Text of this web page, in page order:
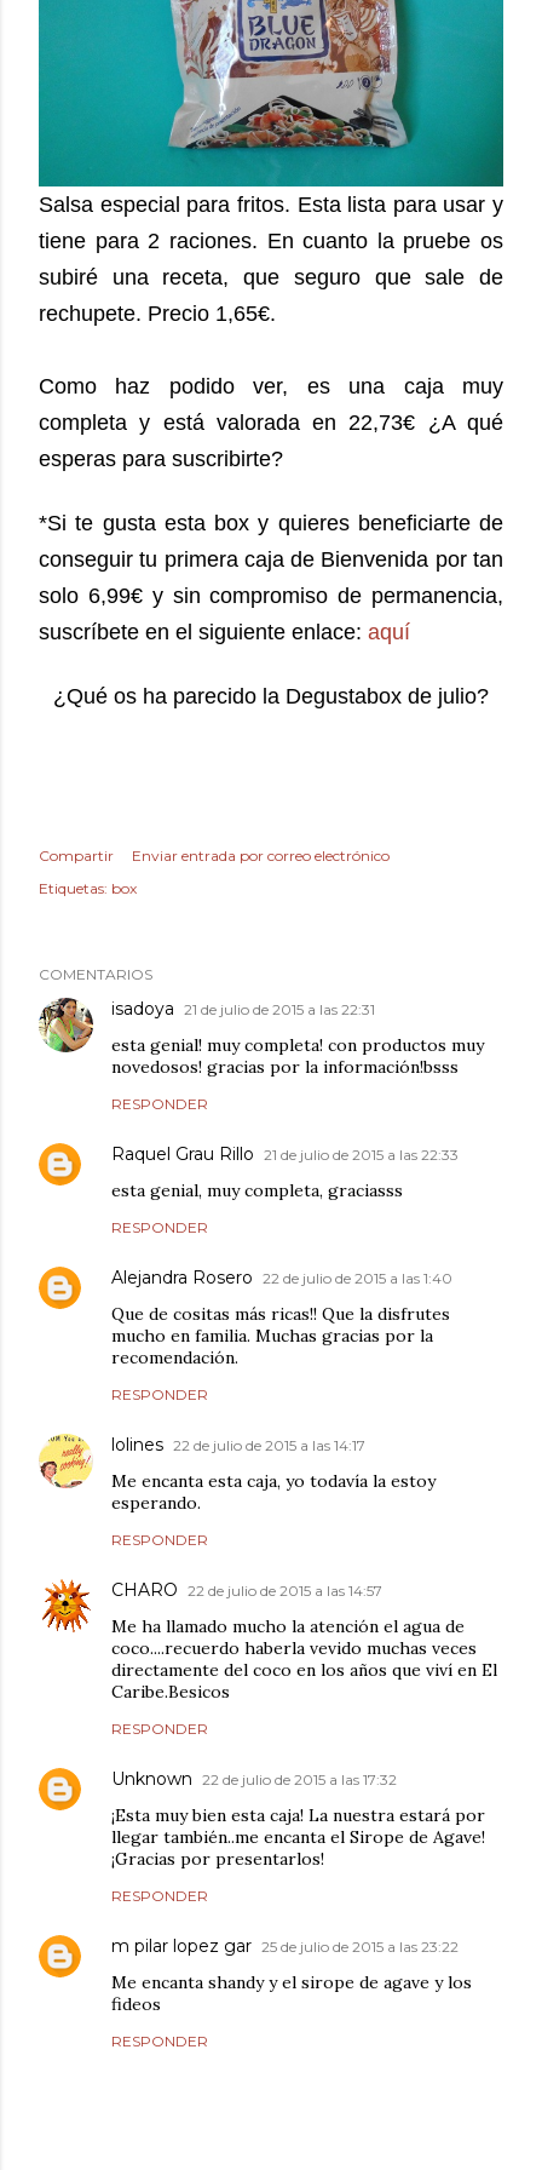
Salsa especial para fritos. Esta lista para usar y
tiene para 2 raciones. En cuanto la pruebe os
subiré una receta, que seguro que sale de
rechupete. Precio 1,65€.
Como haz podido ver, es una caja muy
completa y está valorada en 22,73€ ¿A qué
esperas para suscribirte?
*Si te gusta esta box y quieres beneficiarte de
conseguir tu primera caja de Bienvenida por tan
solo 6,99€ y sin compromiso de permanencia,
suscríbete en el siguiente enlace: aquí
¿Qué os ha parecido la Degustabox de julio?
Compartir
Enviar entrada por correo electrónico
Etiquetas: box
COMENTARIOS
isadoya 21 de julio de 2015 a las 22:31
esta genial! muy completa! con productos muy
novedosos! gracias por la información!bsss
RESPONDER
Raquel Grau Rillo 21 de julio de 2015 a las 22:33
esta genial, muy completa, graciasss
RESPONDER
Alejandra Rosero 22 de julio de 2015 a las 1:40
Que de cositas más ricas!! Que la disfrutes
mucho en familia. Muchas gracias por la
recomendación.
RESPONDER
lolines 22 de julio de 2015 a las 14:17
Me encanta esta caja, yo todavía la estoy
esperando.
RESPONDER
CHARO 22 de julio de 2015 a las 14:57
Me ha llamado mucho la atención el agua de
coco....recuerdo haberla vevido muchas veces
directamente del coco en los años que viví en El
Caribe.Besicos
RESPONDER
Unknown 22 de julio de 2015 a las 17:32
¡Esta muy bien esta caja! La nuestra estará por
llegar también..me encanta el Sirope de Agave!
¡Gracias por presentarlos!
RESPONDER
m pilar lopez gar 25 de julio de 2015 a las 23:22
Me encanta shandy y el sirope de agave y los
fideos
RESPONDER